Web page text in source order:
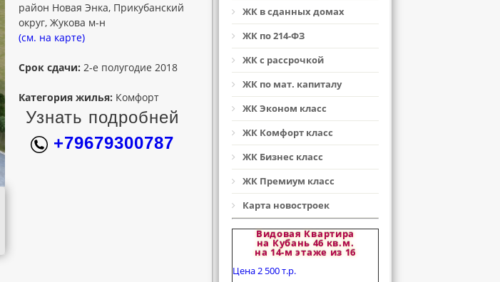
район Новая Энка, Прикубанский
округ, Жукова м-н
(см. на карте)
Срок сдачи: 2-е полугодие 2018
Категория жилья: Комфорт
Узнать подробней
+79679300787
ЖК в сданных домах
ЖК по 214-ФЗ
ЖК с рассрочкой
ЖК по мат. капиталу
ЖК Эконом класс
ЖК Комфорт класс
ЖК Бизнес класс
ЖК Премиум класс
Карта новостроек
Видовая Квартира
на Кубань 46 кв.м.
на 14-м этаже из 16
Цена 2 500 т.р.